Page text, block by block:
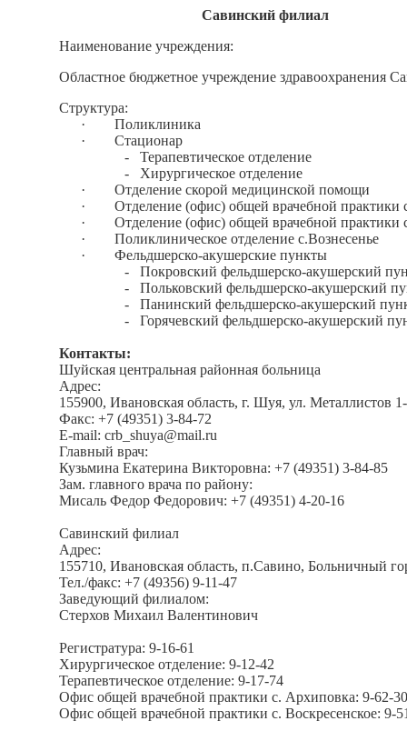
Савинский филиал
Наименование учреждения:
Областное бюджетное учреждение здравоохранения
Структура:
· Поликлиника
· Стационар
- Терапевтическое отделение
- Хирургическое отделение
· Отделение скорой медицинской помощи
· Отделение (офис) общей врачебной практики
· Отделение (офис) общей врачебной практики
· Поликлиническое отделение с.Вознесенье
· Фельдшерско-акушерские пункты
- Покровский фельдшерско-акушерский
- Польковский фельдшерско-акушерский
- Панинский фельдшерско-акушерский
- Горячевский фельдшерско-акушерский
Контакты:
Шуйская центральная районная больница
Адрес:
155900, Ивановская область, г. Шуя, ул. Металлистов
Факс: +7 (49351) 3-84-72
E-mail: crb_shuya@mail.ru
Главный врач:
Кузьмина Екатерина Викторовна: +7 (49351) 3-84-85
Зам. главного врача по району:
Мисаль Федор Федорович: +7 (49351) 4-20-16
Савинский филиал
Адрес:
155710, Ивановская область, п.Савино, Больничный
Тел./факс: +7 (49356) 9-11-47
Заведующий филиалом:
Стерхов Михаил Валентинович
Регистратура: 9-16-61
Хирургическое отделение: 9-12-42
Терапевтическое отделение: 9-17-74
Офис общей врачебной практики с. Архиповка: 9-62-
Офис общей врачебной практики с. Воскресенское: 9-